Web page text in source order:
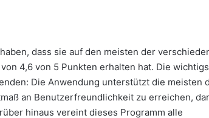
dass sie auf den meisten der
4,6 von 5 Punkten erhalten hat. Die
Die Anwendung unterstützt die meisten
an Benutzerfreundlichkeit zu erreichen,
hinaus vereint dieses Programm alle